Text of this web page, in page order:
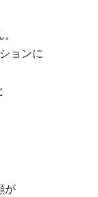
ョンに
が